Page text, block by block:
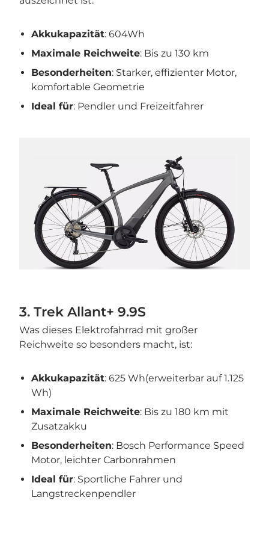
Akkukapazität: 604Wh
Maximale Reichweite: Bis zu 130 km
Besonderheiten: Starker, effizienter Motor,
komfortable Geometrie
Ideal für: Pendler und Freizeitfahrer
3. Trek Allant+ 9.9S
Was dieses Elektrofahrrad mit großer
Reichweite so besonders macht, ist:
Akkukapazität: 625 Wh(erweiterbar auf 1.125
Wh)
Maximale Reichweite: Bis zu 180 km mit
Zusatzakku
Besonderheiten: Bosch Performance Speed
Motor, leichter Carbonrahmen
Ideal für: Sportliche Fahrer und
Langstreckenpendler